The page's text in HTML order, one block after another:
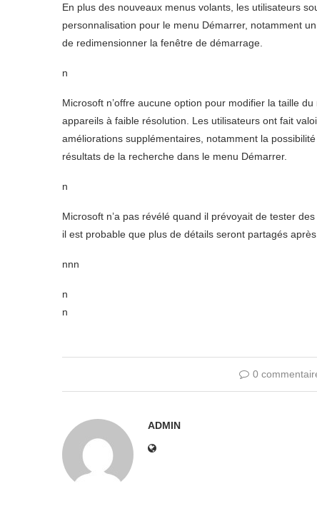
En plus des nouveaux menus volants, les utilisateurs
personnalisation pour le menu Démarrer, notamment
de redimensionner la fenêtre de démarrage.
n
Microsoft n’offre aucune option pour modifier la taille
appareils à faible résolution. Les utilisateurs ont fait
améliorations supplémentaires, notamment la
résultats de la recherche dans le menu Démarrer.
n
Microsoft n’a pas révélé quand il prévoyait de tester
il est probable que plus de détails seront partagés
nnn
n
n
0
ADMIN